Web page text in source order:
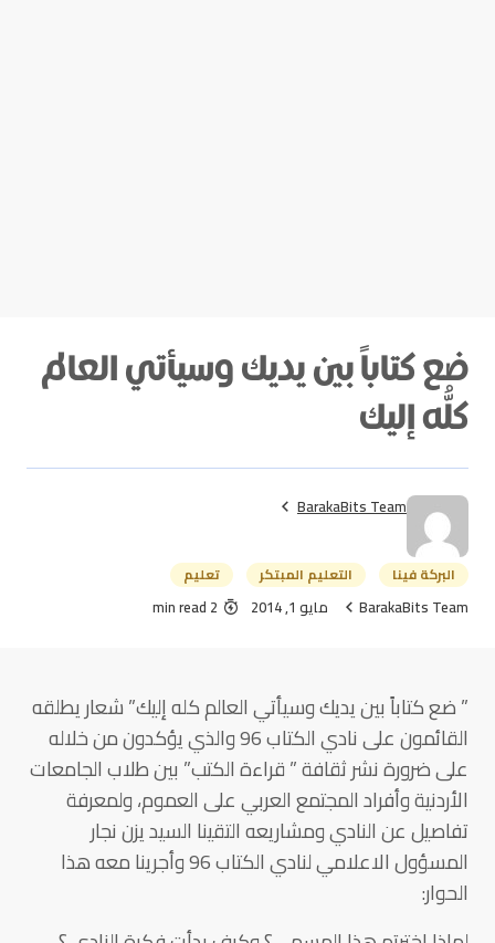
ضع كتاباً بين يديك وسيأتي العالم
كلُّه إليك
BarakaBits Team
البركة فينا التعليم المبتكر تعليم
BarakaBits Team مايو 1, 2014 2 min read
” ضع كتاباً بين يديك وسيأتي العالم كله إليك” شعار يطلقه
القائمون على نادي الكتاب 96 والذي يؤكدون من خلاله
على ضرورة نشر ثقافة ” قراءة الكتب” بين طلاب الجامعات
الأردنية وأفراد المجتمع العربي على العموم، ولمعرفة
تفاصيل عن النادي ومشاريعه التقينا السيد يزن نجار
المسؤول الاعلامي لنادي الكتاب 96 وأجرينا معه هذا
الحوار: